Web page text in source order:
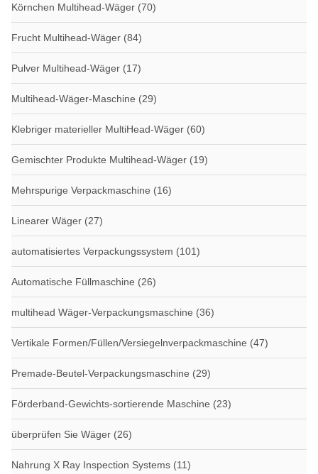
Körnchen Multihead-Wäger (70)
Frucht Multihead-Wäger (84)
Pulver Multihead-Wäger (17)
Multihead-Wäger-Maschine (29)
Klebriger materieller MultiHead-Wäger (60)
Gemischter Produkte Multihead-Wäger (19)
Mehrspurige Verpackmaschine (16)
Linearer Wäger (27)
automatisiertes Verpackungssystem (101)
Automatische Füllmaschine (26)
multihead Wäger-Verpackungsmaschine (36)
Vertikale Formen/Füllen/Versiegelnverpackmaschine (47)
Premade-Beutel-Verpackungsmaschine (29)
Förderband-Gewichts-sortierende Maschine (23)
überprüfen Sie Wäger (26)
Nahrung X Ray Inspection Systems (11)